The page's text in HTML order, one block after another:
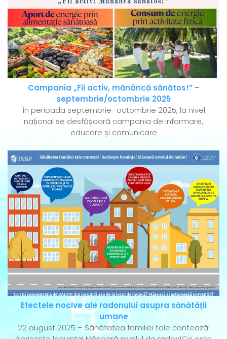
Campania „Fii activ, mănâncă sănătos!” –
septembrie/octombrie 2025
În perioada septembrie–octombrie 2025, la nivel
național se desfășoară campania de informare,
educare și comunicare
Efectele nocive ale radonului asupra sănătății
umane
22 august 2025 – Sănătatea familiei tale contează!